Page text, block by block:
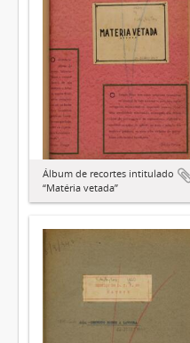
Álbum de recortes intitulado
“Matéria vetada”